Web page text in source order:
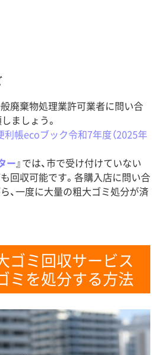
廃棄物処理業許可業者に問い合
ましょう。
帳ecoブック令和7年度（2025年
ー』では、市で受け付けていない
回収可能です。各購入店に問い合
、一度に大量の粗大ゴミ処分が済
ゴミ回収サービス
ミを処分する方法